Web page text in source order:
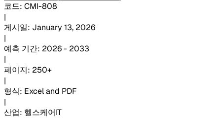
코드: CMI-808
|
게시일: January 13, 2026
|
예측 기간: 2026 - 2033
|
페이지: 250+
|
형식: Excel and PDF
|
산업: 헬스케어IT